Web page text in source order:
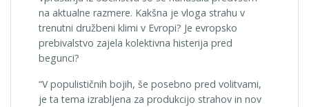
na aktualne razmere. Kakšna je vloga strahu v
trenutni družbeni klimi v Evropi? Je evropsko
prebivalstvo zajela kolektivna histerija pred
begunci?
“V populističnih bojih, še posebno pred volitvami,
je ta tema izrabljena za produkcijo strahov in nov